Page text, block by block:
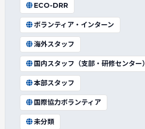
ECO-DRR
ボランティア・インターン
海外スタッフ
国内スタッフ（支部・研修センター）
本部スタッフ
国際協力ボランティア
未分類